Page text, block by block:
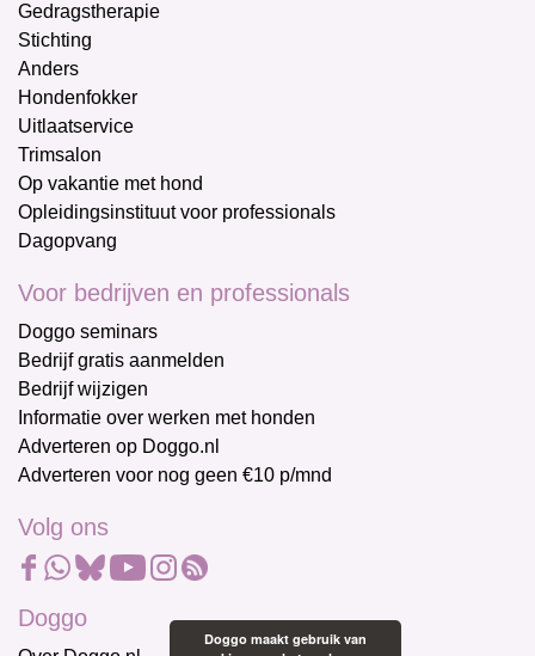
Gedragstherapie
Stichting
Anders
Hondenfokker
Uitlaatservice
Trimsalon
Op vakantie met hond
Opleidingsinstituut voor professionals
Dagopvang
Voor bedrijven en professionals
Doggo seminars
Bedrijf gratis aanmelden
Bedrijf wijzigen
Informatie over werken met honden
Adverteren op Doggo.nl
Adverteren voor nog geen €10 p/mnd
Volg ons
Doggo
Doggo maakt gebruik van